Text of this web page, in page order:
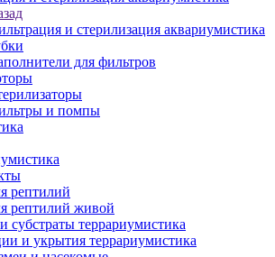
и стерилизация аквариумистика
для фильтров
и помпы
рептилий
рептилий живой
субстраты террариумистика
и укрытия террариумистика